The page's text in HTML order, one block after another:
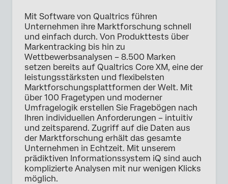
Mit Software von Qualtrics führen
Unternehmen ihre Marktforschung schnell
und einfach durch. Von Produkttests über
Markentracking bis hin zu
Wettbewerbsanalysen – 8.500 Marken
setzen bereits auf Qualtrics Core XM, eine der
leistungsstärksten und flexibelsten
Marktforschungsplattformen der Welt. Mit
über 100 Fragetypen und moderner
Umfragelogik erstellen Sie Fragebögen nach
Ihren individuellen Anforderungen – intuitiv
und zeitsparend. Zugriff auf die Daten aus
der Marktforschung erhält das gesamte
Unternehmen in Echtzeit. Mit unserem
prädiktiven Informationssystem iQ sind auch
komplizierte Analysen mit nur wenigen Klicks
möglich.